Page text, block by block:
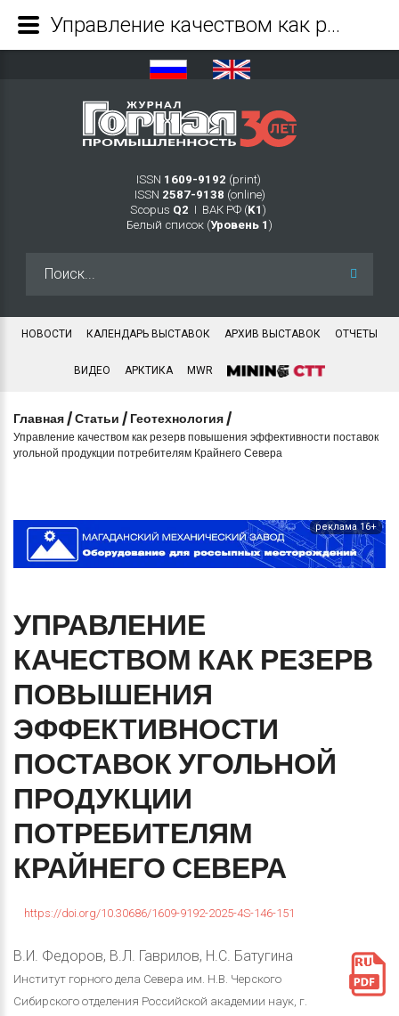
ISSN 1609-9192 (print)
ISSN 2587-9138 (online)
Scopus Q2 Ι ВАК РФ (K1 )
Белый список (Уровень 1 )
НОВОСТИ КАЛЕНДАРЬ ВЫСТАВОК АРХИВ ВЫСТАВОК ОТЧЕТЫ
ВИДЕО АРКТИКА MWR
Главная /Статьи / Геотехнология /
Управление качеством как резерв повышения эффективности поставок
угольной продукции потребителям Крайнего Севера
реклама 16+
УПРАВЛЕНИЕ
КАЧЕСТВОМ КАК РЕЗЕРВ
ПОВЫШЕНИЯ
ЭФФЕКТИВНОСТИ
ПОСТАВОКУГОЛЬНОЙ
ПРОДУКЦИИ
ПОТРЕБИТЕЛЯМ
КРАЙНЕГО СЕВЕРА
https://doi.org/10.30686/1609-9192-2025-4S-146-151
В.И. Федоров, В.Л. Гаврилов, Н.С. Батугина
Институт горного дела Севера им. Н.В. Черского
Сибирского отделения Российской академии наук, г.
Управление качеством как резерв повышения эффективности поставок угольной продукции потребителям Крайнего Севера - Журнал Горная промышленность